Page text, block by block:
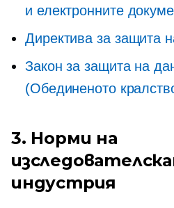
и електронните
Директива за защита
Закон за защита на
(Обединеното
3. Норми на
индустрия